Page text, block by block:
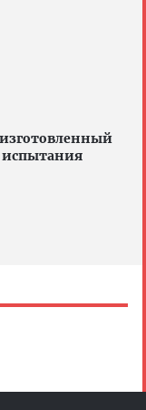
испытания